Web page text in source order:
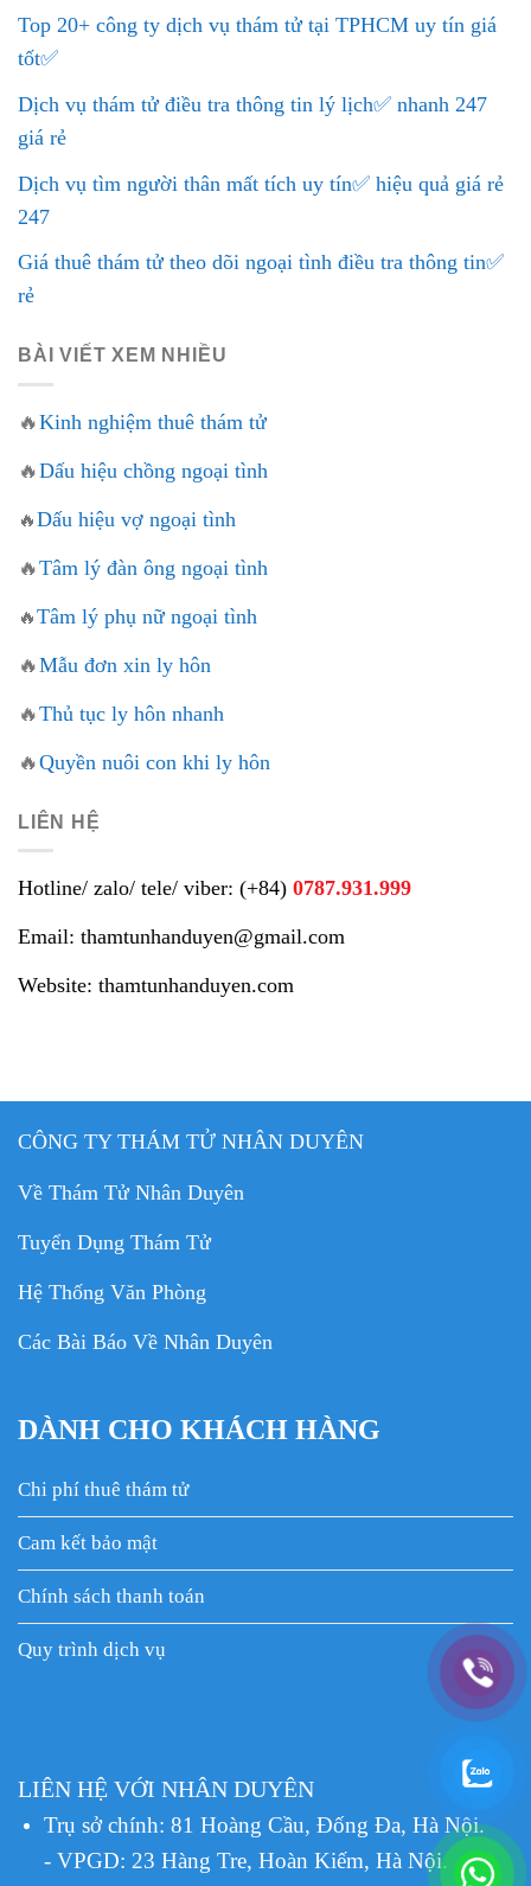
Top 20+ công ty dịch vụ thám tử tại TPHCM uy tín giá
tốt✅
Dịch vụ thám tử điều tra thông tin lý lịch✅ nhanh 247
giá rẻ
Dịch vụ tìm người thân mất tích uy tín✅ hiệu quả giá rẻ
247
Giá thuê thám tử theo dõi ngoại tình điều tra thông tin✅
rẻ
BÀI VIẾT XEM NHIỀU
🔥Kinh nghiệm thuê thám tử
🔥Dấu hiệu chồng ngoại tình
🔥Dấu hiệu vợ ngoại tình
🔥Tâm lý đàn ông ngoại tình
🔥Tâm lý phụ nữ ngoại tình
🔥Mẫu đơn xin ly hôn
🔥Thủ tục ly hôn nhanh
🔥Quyền nuôi con khi ly hôn
LIÊN HỆ
Hotline/ zalo/ tele/ viber: (+84) 0787.931.999
Email: thamtunhanduyen@gmail.com
Website: thamtunhanduyen.com
CÔNG TY THÁM TỬ NHÂN DUYÊN
Về Thám Tử Nhân Duyên
Tuyển Dụng Thám Tử
Hệ Thống Văn Phòng
Các Bài Báo Về Nhân Duyên
DÀNH CHO KHÁCH HÀNG
Chi phí thuê thám tử
Cam kết bảo mật
Chính sách thanh toán
Quy trình dịch vụ
LIÊN HỆ VỚI NHÂN DUYÊN
Trụ sở chính: 81 Hoàng Cầu, Đống Đa, Hà Nội.
- VPGD: 23 Hàng Tre, Hoàn Kiếm, Hà Nội.